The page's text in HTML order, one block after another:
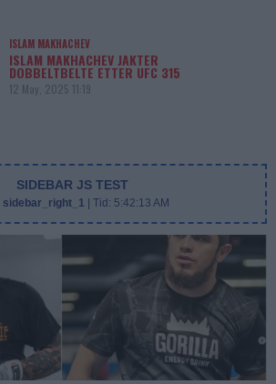
ISLAM MAKHACHEV
ISLAM MAKHACHEV JAKTER
DOBBELTBELTE ETTER UFC 315
12 May, 2025 11:19
SIDEBAR JS TEST
sidebar_right_1 | Tid: 5:42:13 AM